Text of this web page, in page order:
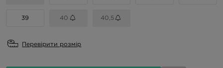
39 40 40,5
Перевірити розмір